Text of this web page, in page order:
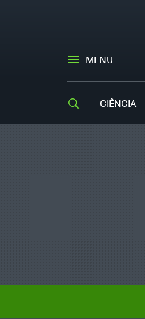
MENU
CIÊNCIA